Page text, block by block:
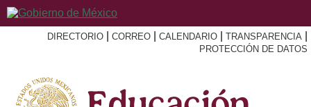
DIRECTORIO CORREO CALENDARIO TRANSPARENCIA
PROTECCIÓN DE DATOS